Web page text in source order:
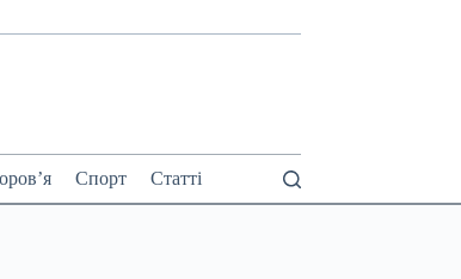
Спорт Статті